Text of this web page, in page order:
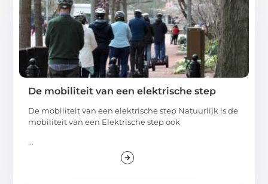
De mobiliteit van een elektrische step
De mobiliteit van een elektrische step Natuurlijk is de
mobiliteit van een Elektrische step ook
...